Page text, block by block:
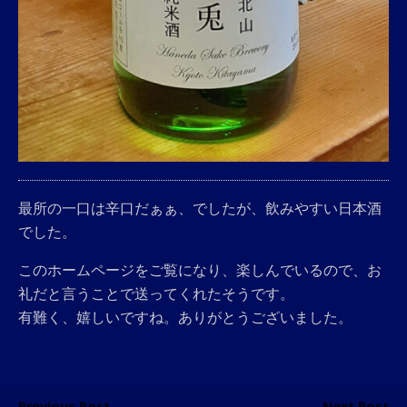
最所の一口は辛口だぁぁ、でしたが、飲みやすい日本酒
でした。
このホームページをご覧になり、楽しんでいるので、お
礼だと言うことで送ってくれたそうです。
有難く、嬉しいですね。ありがとうございました。